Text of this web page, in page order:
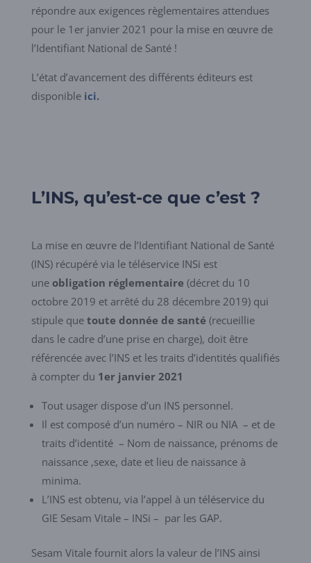
répondre aux exigences règlementaires attendues
pour le 1er janvier 2021 pour la mise en œuvre de
l’Identifiant National de Santé !
L’état d’avancement des différents éditeurs est
disponible ici.
L’INS, qu’est-ce que c’est ?
La mise en œuvre de l’Identifiant National de Santé
(INS) récupéré via le téléservice INSi est
une obligation réglementaire (décret du 10
octobre 2019 et arrêté du 28 décembre 2019) qui
stipule quetoute donnée de santé (recueillie
dans le cadre d’une prise en charge), doit être
référencée avec l’INS et les traits d’identités qualifiés
à compter du 1er janvier 2021
Tout usager dispose d’un INS personnel.
Il est composé d’un numéro – NIR ou NIA – et de
traits d’identité – Nom de naissance, prénoms de
naissance ,sexe, date et lieu de naissance à
minima.
L’INS est obtenu, via l’appel à un téléservice du
GIE Sesam Vitale – INSi – par les GAP.
Sesam Vitale fournit alors la valeur de l’INS ainsi